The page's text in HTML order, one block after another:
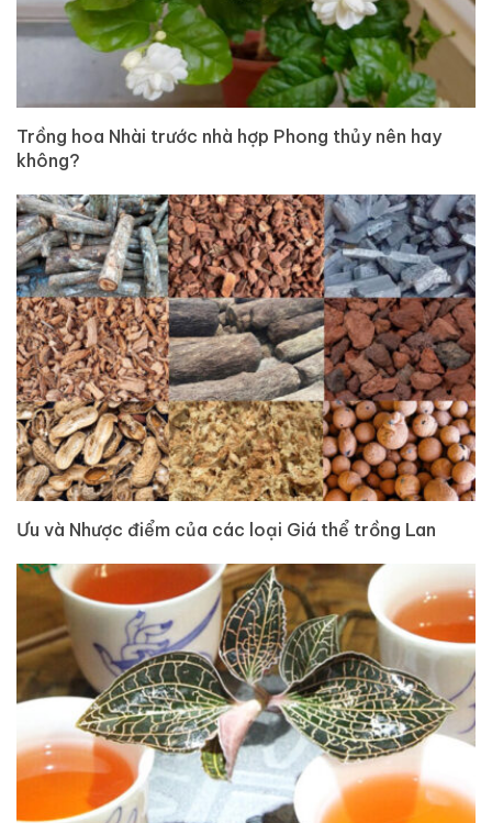
Trồng hoa Nhài trước nhà hợp Phong thủy nên hay
không?
Ưu và Nhược điểm của các loại Giá thể trồng Lan